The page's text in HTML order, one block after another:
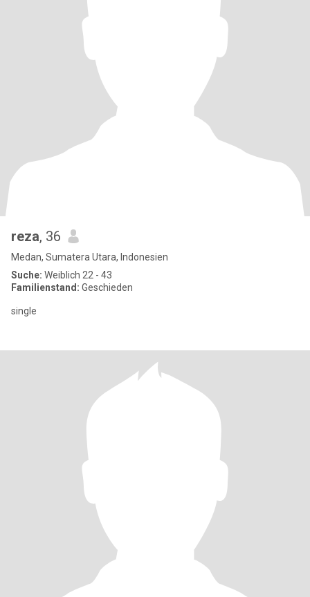
reza, 36
Medan, Sumatera Utara, Indonesien
Suche: Weiblich 22 - 43
Familienstand: Geschieden
single